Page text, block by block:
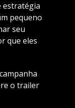
estratégia
pequeno
seu
que eles
o trailer